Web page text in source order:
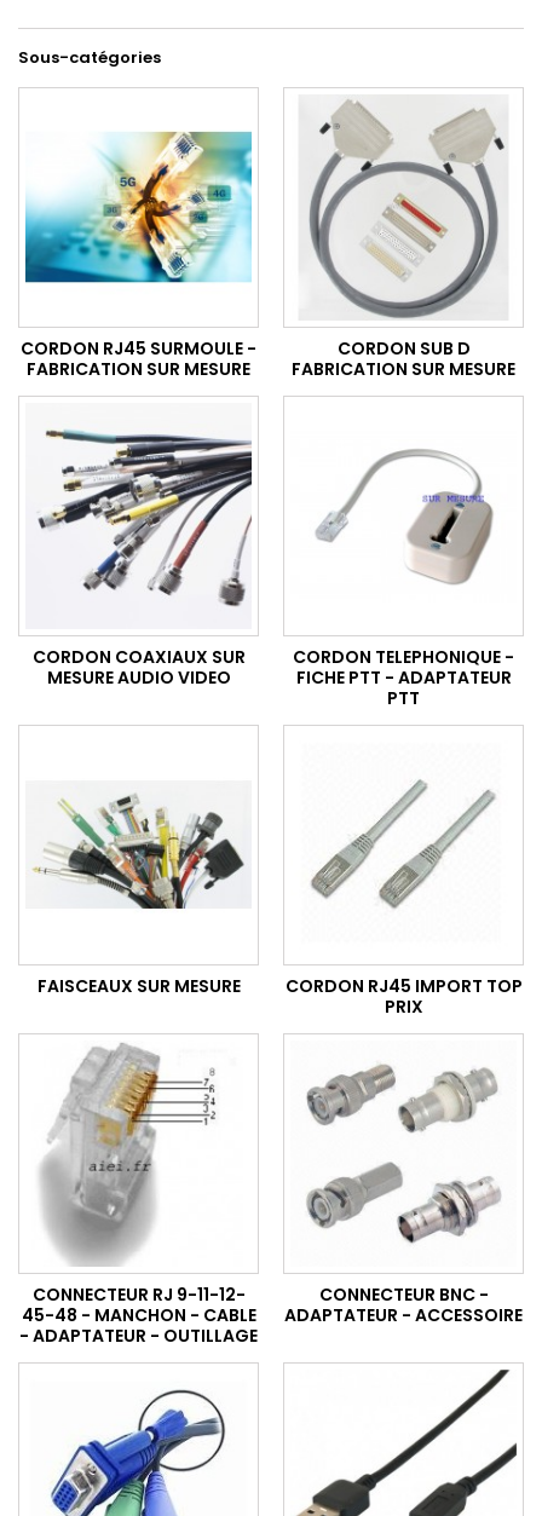
Sous-catégories
CORDON RJ45 SURMOULE -
FABRICATION SUR MESURE
CORDON SUB D
FABRICATION SUR MESURE
CORDON COAXIAUX SUR
MESURE AUDIO VIDEO
CORDON TELEPHONIQUE -
FICHE PTT - ADAPTATEUR
PTT
FAISCEAUX SUR MESURE
CORDON RJ45 IMPORT TOP
PRIX
CONNECTEUR RJ 9-11-12-
45-48 - MANCHON - CABLE
- ADAPTATEUR - OUTILLAGE
CONNECTEUR BNC -
ADAPTATEUR - ACCESSOIRE